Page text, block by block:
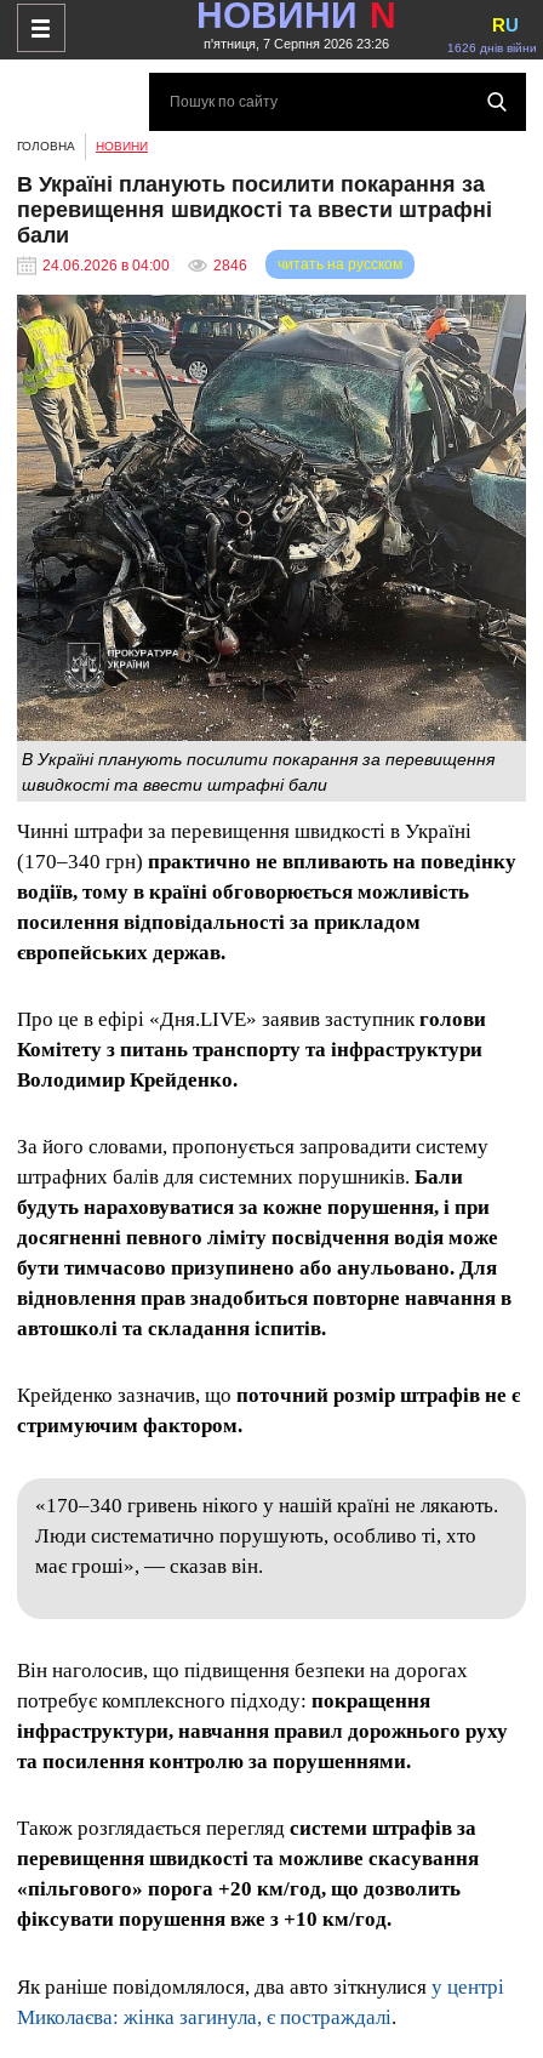
НОВИНИ N
п'ятниця, 7 Серпня 2026 23:26 1626 днів війни
RU
ГОЛОВНА НОВИНИ
В Україні планують посилити покарання за
перевищення швидкості та ввести штрафні
бали
24.06.2026 в 04:00 2846 читать на русском
В Україні планують посилити покарання за перевищення
швидкості та ввести штрафні бали
Чинні штрафи за перевищення швидкості в Україні
(170–340 грн) практично не впливають на поведінку
водіїв, тому в країні обговорюється можливість
посилення відповідальності за прикладом
європейських держав.
Про це в ефірі «Дня.LIVE» заявив заступникголови
Комітету з питань транспорту та інфраструктури
Володимир Крейденко.
За його словами, пропонується запровадити систему
штрафних балів для системних порушників. Бали
будуть нараховуватися за кожне порушення, і при
досягненні певного ліміту посвідчення водія може
бути тимчасово призупинено або анульовано. Для
відновлення прав знадобиться повторне навчання в
автошколі та складання іспитів.
Крейденко зазначив, що поточний розмір штрафів не є
стримуючим фактором.
«170–340 гривень нікого у нашій країні не лякають.
Люди систематично порушують, особливо ті, хто
має гроші», — сказав він.
Він наголосив, що підвищення безпеки на дорогах
потребує комплексного підходу: покращення
інфраструктури, навчання правил дорожнього руху
та посилення контролю за порушеннями.
Також розглядається перегляд системи штрафів за
перевищення швидкості та можливе скасування
«пільгового» порога +20 км/год, що дозволить
фіксувати порушення вже з +10 км/год.
Як раніше повідомлялося, два авто зіткнулися у центрі
Миколаєва: жінка загинула, є постраждалі.